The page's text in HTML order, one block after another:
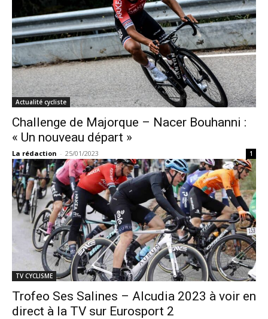
Actualité cycliste
Challenge de Majorque – Nacer Bouhanni :
« Un nouveau départ »
La rédaction - 25/01/2023 1
TV CYCLISME
Trofeo Ses Salines – Alcudia 2023 à voir en
direct à la TV sur Eurosport 2